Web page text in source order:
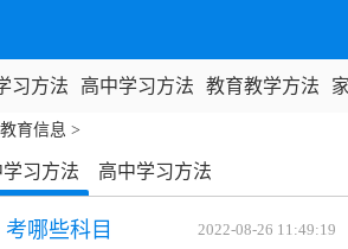
习方法 高中学习方法 教育教学方法
育信息 >
习方法
高中学习方法
哪些科目 2022-08-26 11:49:19